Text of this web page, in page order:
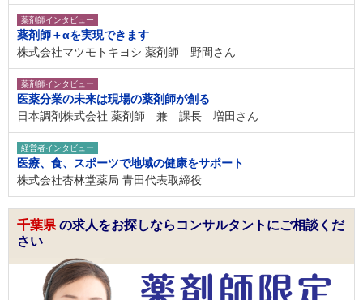
薬剤師インタビュー
薬剤師＋αを実現できます
株式会社マツモトキヨシ 薬剤師 野間さん
薬剤師インタビュー
医薬分業の未来は現場の薬剤師が創る
日本調剤株式会社 薬剤師 兼 課長 増田さん
経営者インタビュー
医療、食、スポーツで地域の健康をサポート
株式会社杏林堂薬局 青田代表取締役
千葉県 の求人をお探しならコンサルタントにご相談くだ
さい